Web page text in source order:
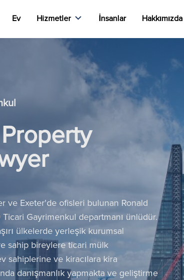
Ev Hizmetler İnsanlar Hakkımızda
ve Exeter'de ofisleri bulunan Ronald
Gayrimenkul departmanı ünlüdür.
ülkelerde yerleşik kurumsal
sahip bireylere ticari mülk
sahiplerine ve kiracılara kira
danışmanlık yapmakta ve geliştirme